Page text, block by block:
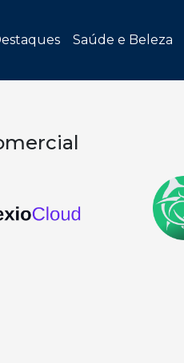
Saúde e Beleza